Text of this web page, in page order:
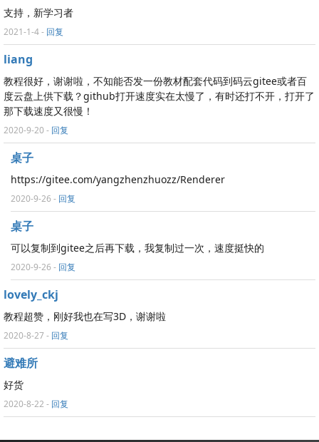
支持，新学习者
2021-1-4- 回复
liang
教程很好，谢谢啦，不知能否发一份教材配套代码到码云gitee或者百
度云盘上供下载？github打开速度实在太慢了，有时还打不开，打开了
那下载速度又很慢！
2020-9-20 - 回复
桌子
https://gitee.com/yangzhenzhuozz/Renderer
2020-9-26 - 回复
桌子
可以复制到gitee之后再下载，我复制过一次，速度挺快的
2020-9-26 - 回复
lovely_ckj
教程超赞，刚好我也在写3D，谢谢啦
2020-8-27 - 回复
避难所
好货
2020-8-22 - 回复